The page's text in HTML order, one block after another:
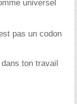
universel
pas un codon
ton travail